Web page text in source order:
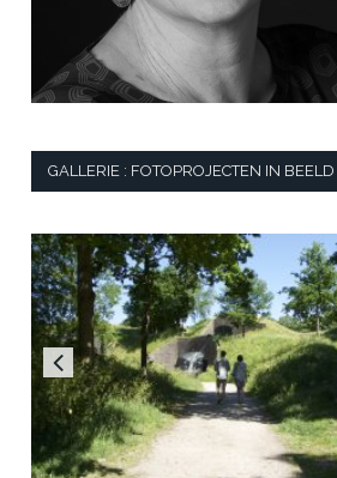
GALLERIE : FOTOPROJECTEN IN BEELD